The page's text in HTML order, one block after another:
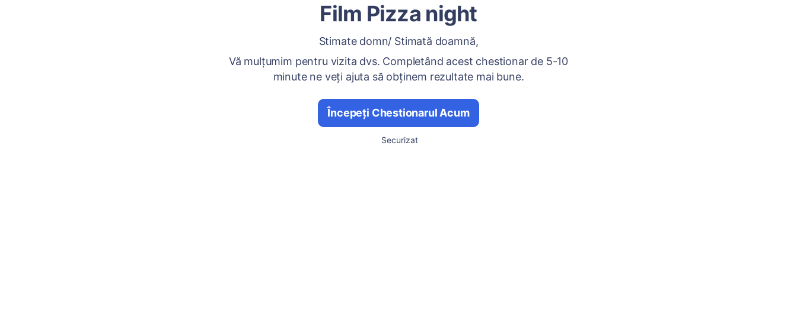
Film Pizza night
Stimate domn/ Stimată doamnă,
Vă mulțumim pentru vizita dvs. Completând acest chestionar de 5-10
minute ne veți ajuta să obținem rezultate mai bune.
Începeți Chestionarul Acum
Securizat